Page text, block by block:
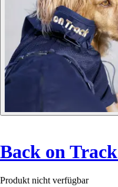
Back on Track
Produkt nicht verfügbar